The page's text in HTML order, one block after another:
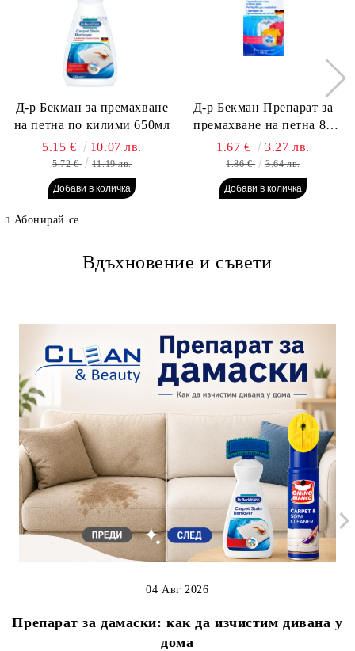
Д-р Бекман за премахване
на петна по килими 650мл
5.15 €
10.07 лв.
5.72 € 11.19 лв.
Д-р Бекман Препарат за
премахване на петна 80
гр. Пауч
1.67 € 3.27 лв.
1.86 € 3.64 лв.
Абонирай се
Вдъхновение и съвети
Препарат за дамаски: как да изчистим дивана у
дома
04 Авг 2026